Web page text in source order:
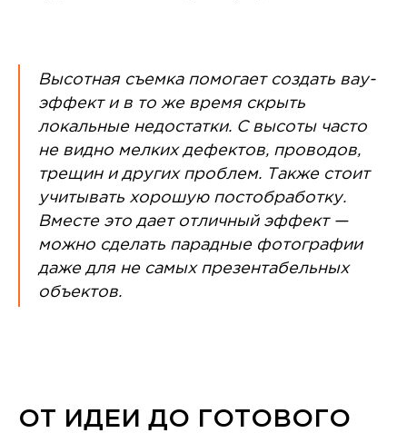
Высотная съемка помогает создать вау-
эффект и в то же время скрыть
локальные недостатки. С высоты часто
не видно мелких дефектов, проводов,
трещин и других проблем. Также стоит
учитывать хорошую постобработку.
Вместе это дает отличный эффект —
можно сделать парадные фотографии
даже для не самых презентабельных
объектов.
ОТ ИДЕИ ДО ГОТОВОГО